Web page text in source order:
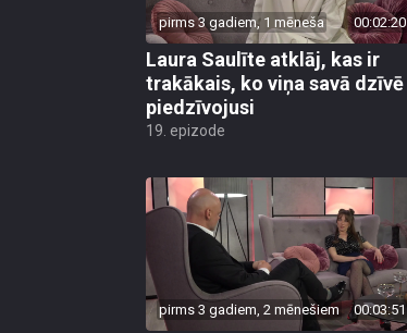
pirms 3 gadiem, 1 mēneša 00:02:20
Laura Saulīte atklāj, kas ir
trakākais, ko viņa savā dzīvē
piedzīvojusi
19. epizode
pirms 3 gadiem, 2 mēnešiem 00:03:51